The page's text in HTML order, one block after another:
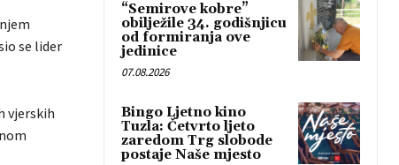
se lider
vjerskih
“Semirove kobre”
obilježile 34. godišnjicu
od formiranja ove
jedinice
07.08.2026
Bingo Ljetno kino
Tuzla: Četvrto ljeto
zaredom Trg slobode
postaje Naše mjesto